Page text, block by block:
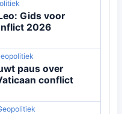
Gids voor
2026
paus over
conflict